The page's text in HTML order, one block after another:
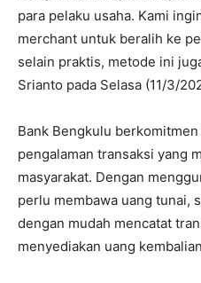
para pelaku usaha. Kami
merchant untuk beralih ke
selain praktis, metode ini
Srianto pada Selasa (11/3/
Bank Bengkulu
pengalaman transaksi yang
masyarakat. Dengan
perlu membawa uang tunai,
dengan mudah mencatat
menyediakan uang